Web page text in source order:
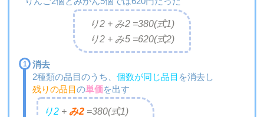
り2 + み2 =
り2 + み5 =
380(式1)
620(式2)
消去
2種類の品目のうち、 個数が同じ品目 を消去し
残りの品目の単価を出す
り2+ み2=380(式1)